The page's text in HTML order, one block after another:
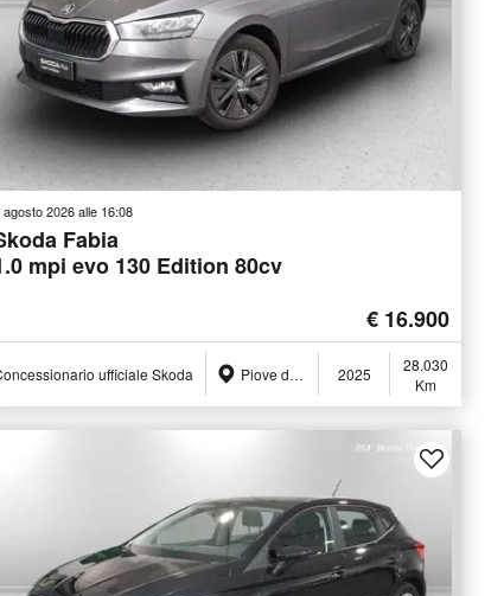
agosto 2026 alle 16:08
Fabia
mpi evo 130 Edition 80cv
€ 16.900
ufficiale Skoda Piove di Sacco (PD) 2025
28.030
Km